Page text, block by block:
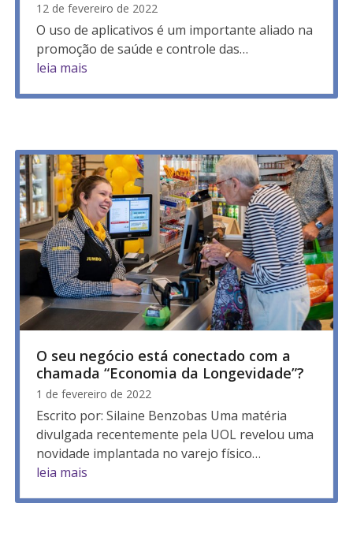
12 de fevereiro de 2022
O uso de aplicativos é um importante aliado na
promoção de saúde e controle das…
leia mais
O seu negócio está conectado com a
chamada “Economia da Longevidade”?
1 de fevereiro de 2022
Escrito por: Silaine Benzobas Uma matéria
divulgada recentemente pela UOL revelou uma
novidade implantada no varejo físico…
leia mais